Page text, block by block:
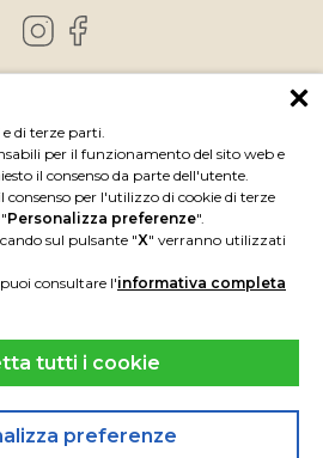
e di terze parti.
per il funzionamento del sito web e
il consenso da parte dell'utente.
consenso per l'utilizzo di cookie di terze
Personalizza preferenze".
sul pulsante "X" verranno utilizzati
consultare l'informativa completa
tutti i cookie
preferenze
PRIVACY
INTERPROMOTION